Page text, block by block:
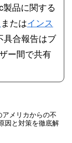
品に関する
またはインス
具合報告はブ
ー間で共有
メリカからの不
因と対策を徹底解